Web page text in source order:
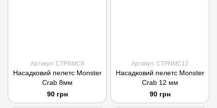
Артикул: CTPNMC8
Насадковий пелетс Monster
Crab 8мм
90 грн
Артикул: CTPNMC12
Насадковий пелетс Monster
Crab 12 мм
90 грн